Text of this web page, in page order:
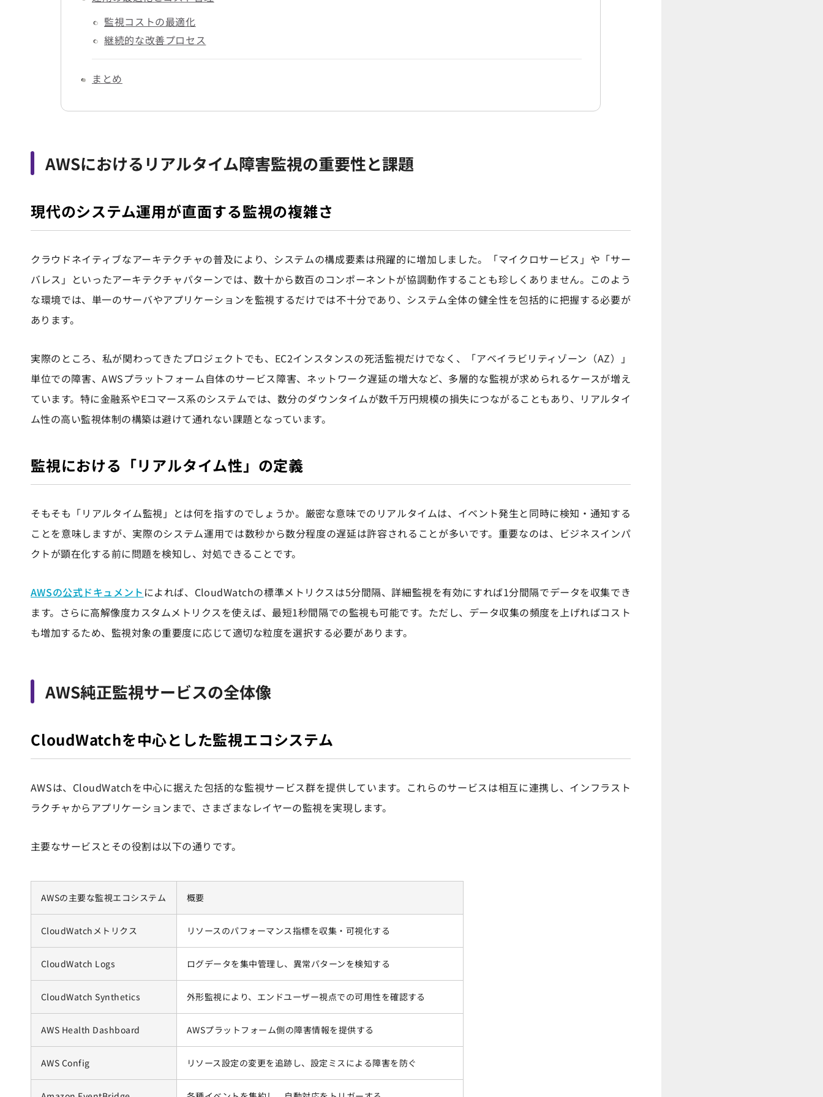
監視コストの最適化
継続的な改善プロセス
まとめ
AWSにおけるリアルタイム障害監視の重要性と課題
現代のシステム運用が直面する監視の複雑さ
クラウドネイティブなアーキテクチャの普及により、システムの構成要素は飛躍的に増加しました。「マイクロサービス」や「サー
バレス」といったアーキテクチャパターンでは、数十から数百のコンポーネントが協調動作することも珍しくありません。このよう
な環境では、単一のサーバやアプリケーションを監視するだけでは不十分であり、システム全体の健全性を包括的に把握する必要が
あります。
実際のところ、私が関わってきたプロジェクトでも、EC2インスタンスの死活監視だけでなく、「アベイラビリティゾーン（AZ）」
単位での障害、AWSプラットフォーム自体のサービス障害、ネットワーク遅延の増大など、多層的な監視が求められるケースが増え
ています。特に金融系やEコマース系のシステムでは、数分のダウンタイムが数千万円規模の損失につながることもあり、リアルタイ
ム性の高い監視体制の構築は避けて通れない課題となっています。
監視における「リアルタイム性」の定義
そもそも「リアルタイム監視」とは何を指すのでしょうか。厳密な意味でのリアルタイムは、イベント発生と同時に検知・通知する
ことを意味しますが、実際のシステム運用では数秒から数分程度の遅延は許容されることが多いです。重要なのは、ビジネスインパ
クトが顕在化する前に問題を検知し、対処できることです。
AWSの公式ドキュメント によれば、CloudWatchの標準メトリクスは5分間隔、詳細監視を有効にすれば1分間隔でデータを収集でき
ます。さらに高解像度カスタムメトリクスを使えば、最短1秒間隔での監視も可能です。ただし、データ収集の頻度を上げればコスト
も増加するため、監視対象の重要度に応じて適切な粒度を選択する必要があります。
AWS純正監視サービスの全体像
CloudWatchを中心とした監視エコシステム
AWSは、CloudWatchを中心に据えた包括的な監視サービス群を提供しています。これらのサービスは相互に連携し、インフラスト
ラクチャからアプリケーションまで、さまざまなレイヤーの監視を実現します。
主要なサービスとその役割は以下の通りです。
AWSの主要な監視エコシステム 概要
CloudWatchメトリクス リソースのパフォーマンス指標を収集・可視化する
CloudWatch Logs ログデータを集中管理し、異常パターンを検知する
CloudWatch Synthetics 外形監視により、エンドユーザー視点での可用性を確認する
AWS Health Dashboard AWSプラットフォーム側の障害情報を提供する
AWS Config リソース設定の変更を追跡し、設定ミスによる障害を防ぐ